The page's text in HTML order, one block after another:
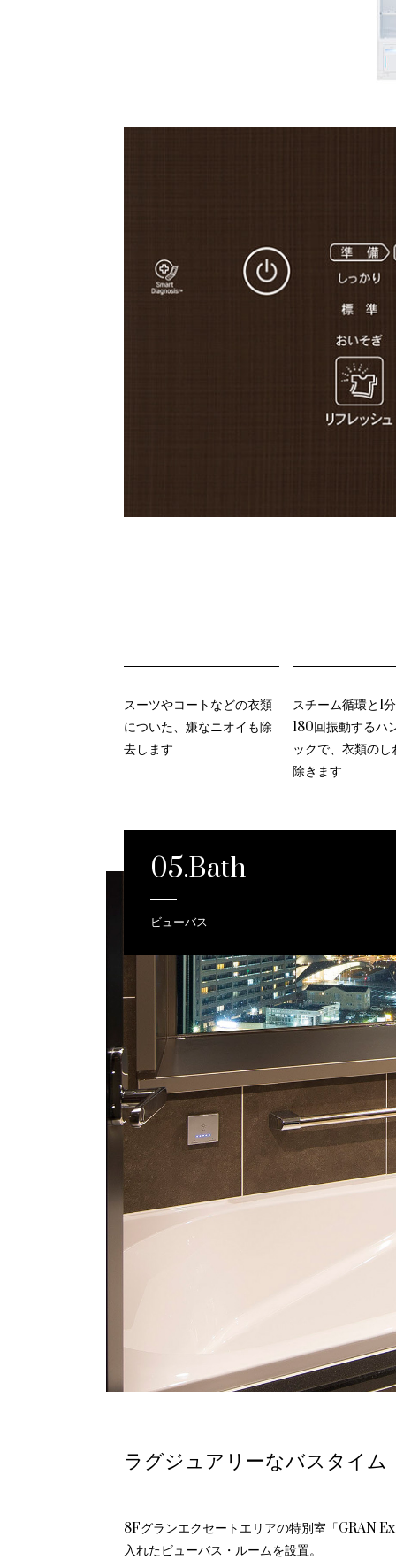
スーツやコートなどの衣類
についた、嫌なニオイも除
去します
スチーム循環と1
180回振動するハ
ックで、衣類のし
除きます
05.Bath
ビューバス
ラグジュアリーなバスタイム
8Fグランエクセートエリアの特別室「GRAN
入れたビューバス・ルームを設置。